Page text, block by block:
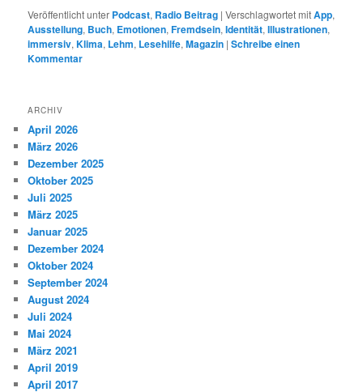
Veröffentlicht unter Podcast, Radio Beitrag |Verschlagwortet mitApp,
Ausstellung, Buch, Emotionen,Fremdsein,Identität,Illustrationen,
immersiv,Klima, Lehm, Lesehilfe,Magazin |Schreibe einen
Kommentar
ARCHIV
April 2026
März 2026
Dezember 2025
Oktober 2025
Juli 2025
März 2025
Januar 2025
Dezember 2024
Oktober 2024
September 2024
August 2024
Juli 2024
Mai 2024
März 2021
April 2019
April 2017